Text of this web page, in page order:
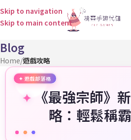
Skip to navigation
Skip to main content
Blog
Home/遊戲攻略
《最強宗師》
略：輕鬆稱